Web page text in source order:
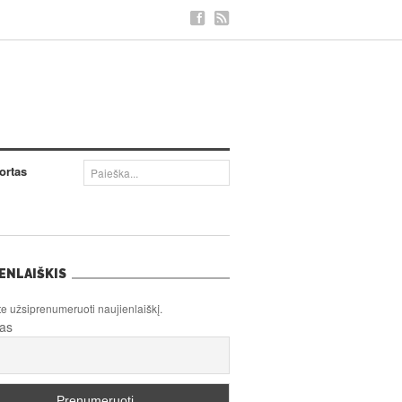
užsiprenumeruoti naujienlaiškį.